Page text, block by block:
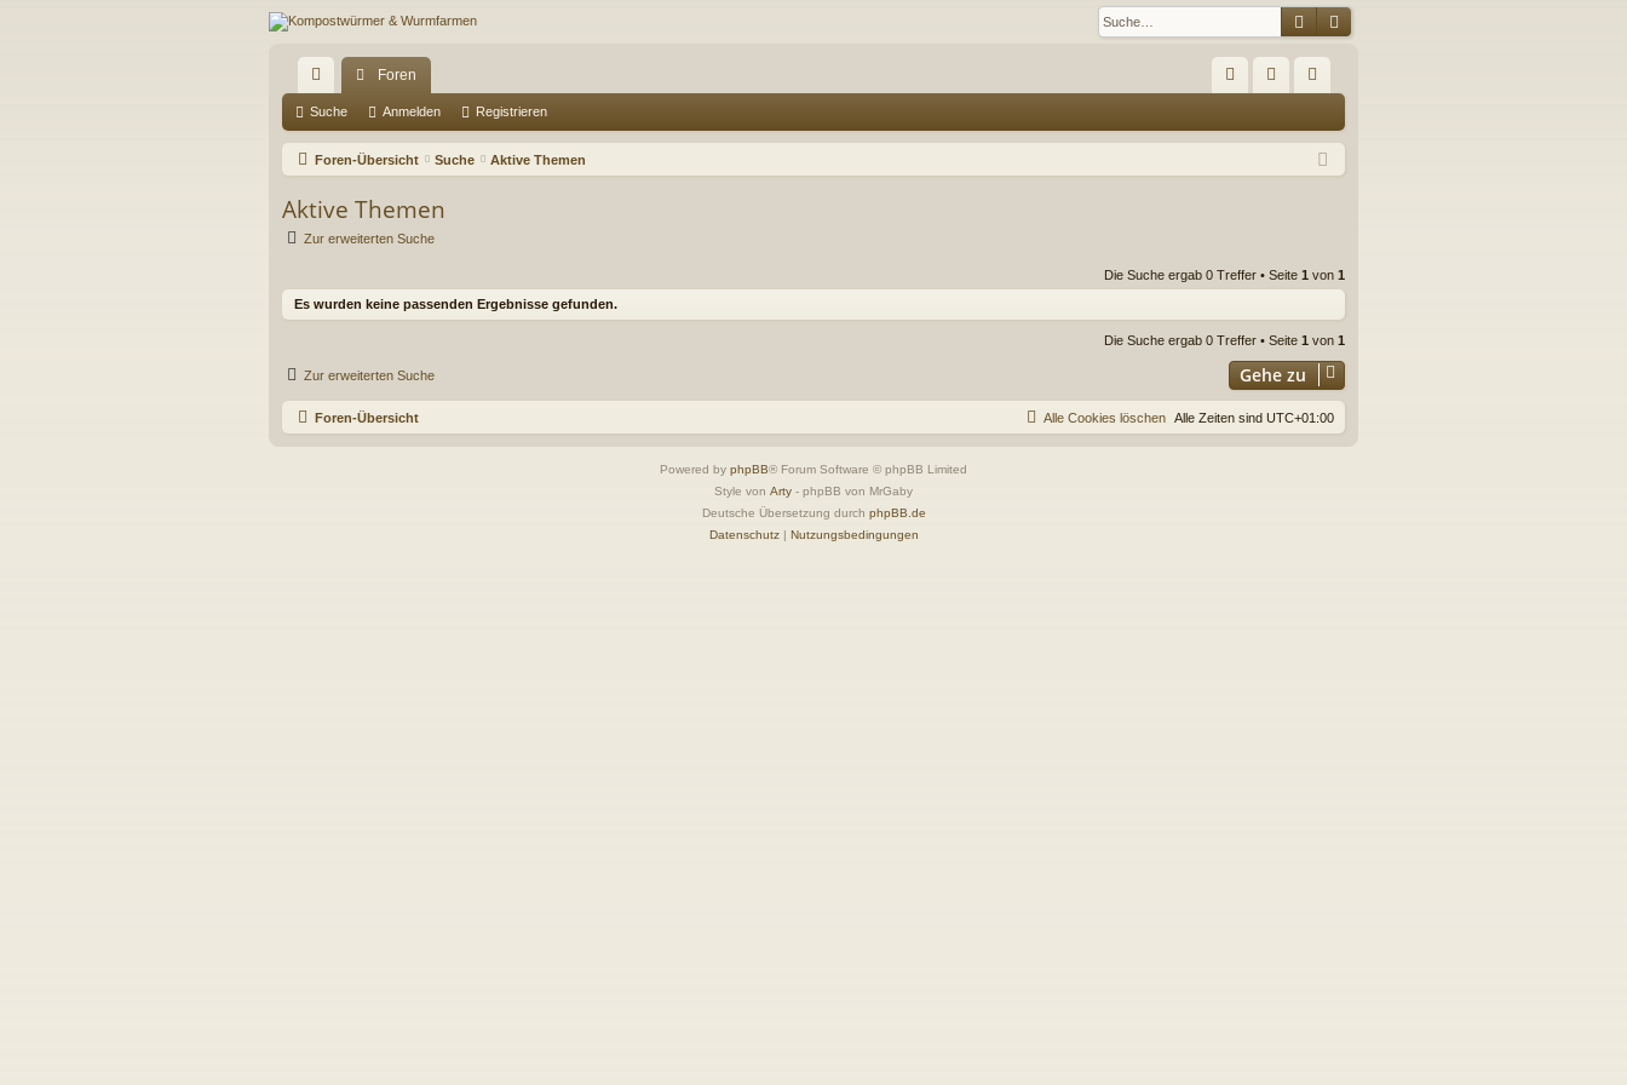
SucheErweiterte Suche
ch
ne
ug
Foren
Q m ist
Suche Anmelden Registrieren
Foren-Übersicht Suche Aktive Themen
Aktive Themen
Zur erweiterten Suche
Die Suche ergab 0 Treffer • Seite 1 von 1
Es wurden keine passenden Ergebnisse gefunden.
Die Suche ergab 0 Treffer • Seite 1 von 1
Zur erweiterten Suche Gehe zu
Foren-Übersicht Alle Zeiten sind UTC+01:00
Alle Cookies löschen
Powered by phpBB® Forum Software © phpBB Limited
Style von Arty - phpBB von MrGaby
Deutsche Übersetzung durch phpBB.de
Datenschutz| Nutzungsbedingungen